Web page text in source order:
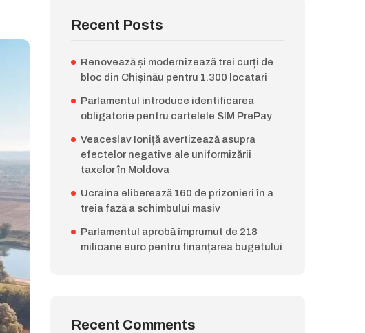
Recent Posts
Renovează și modernizează trei curți de
bloc din Chișinău pentru 1.300 locatari
Parlamentul introduce identificarea
obligatorie pentru cartelele SIM PrePay
Veaceslav Ioniță avertizează asupra
efectelor negative ale uniformizării
taxelor în Moldova
Ucraina eliberează 160 de prizonieri în a
treia fază a schimbului masiv
Parlamentul aprobă împrumut de 218
milioane euro pentru finanțarea bugetului
Recent Comments